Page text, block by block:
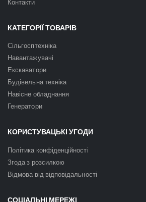
Контакти
КАТЕГОРІЇ ТОВАРІВ
Сільгосптехніка
Навантажувачі
Екскаватори
Будівельна техніка
Навісне обладнання
Генератори
КОРИСТУВАЦЬКІ УГОДИ
Політика конфіденційності
Згода з розсилкою
Відмова від відповідальності